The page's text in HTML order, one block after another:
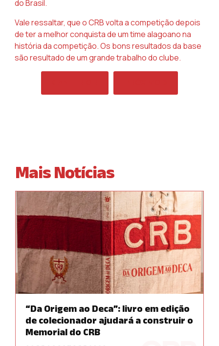
do Brasil.
Vale ressaltar, que o CRB volta a competição depois
de ter a melhor conquista de um time alagoano na
história da competição. Os bons resultados da base
são resultado de um grande trabalho do clube.
Mais Notícias
“Da Origem ao Deca”: livro em edição
de colecionador ajudará a construir o
Memorial do CRB